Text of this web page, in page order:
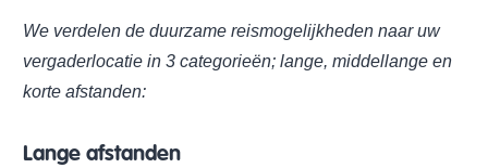
We verdelen de duurzame reismogelijkheden naar uw
vergaderlocatie in 3 categorieën; lange, middellange en
korte afstanden:
Lange afstanden